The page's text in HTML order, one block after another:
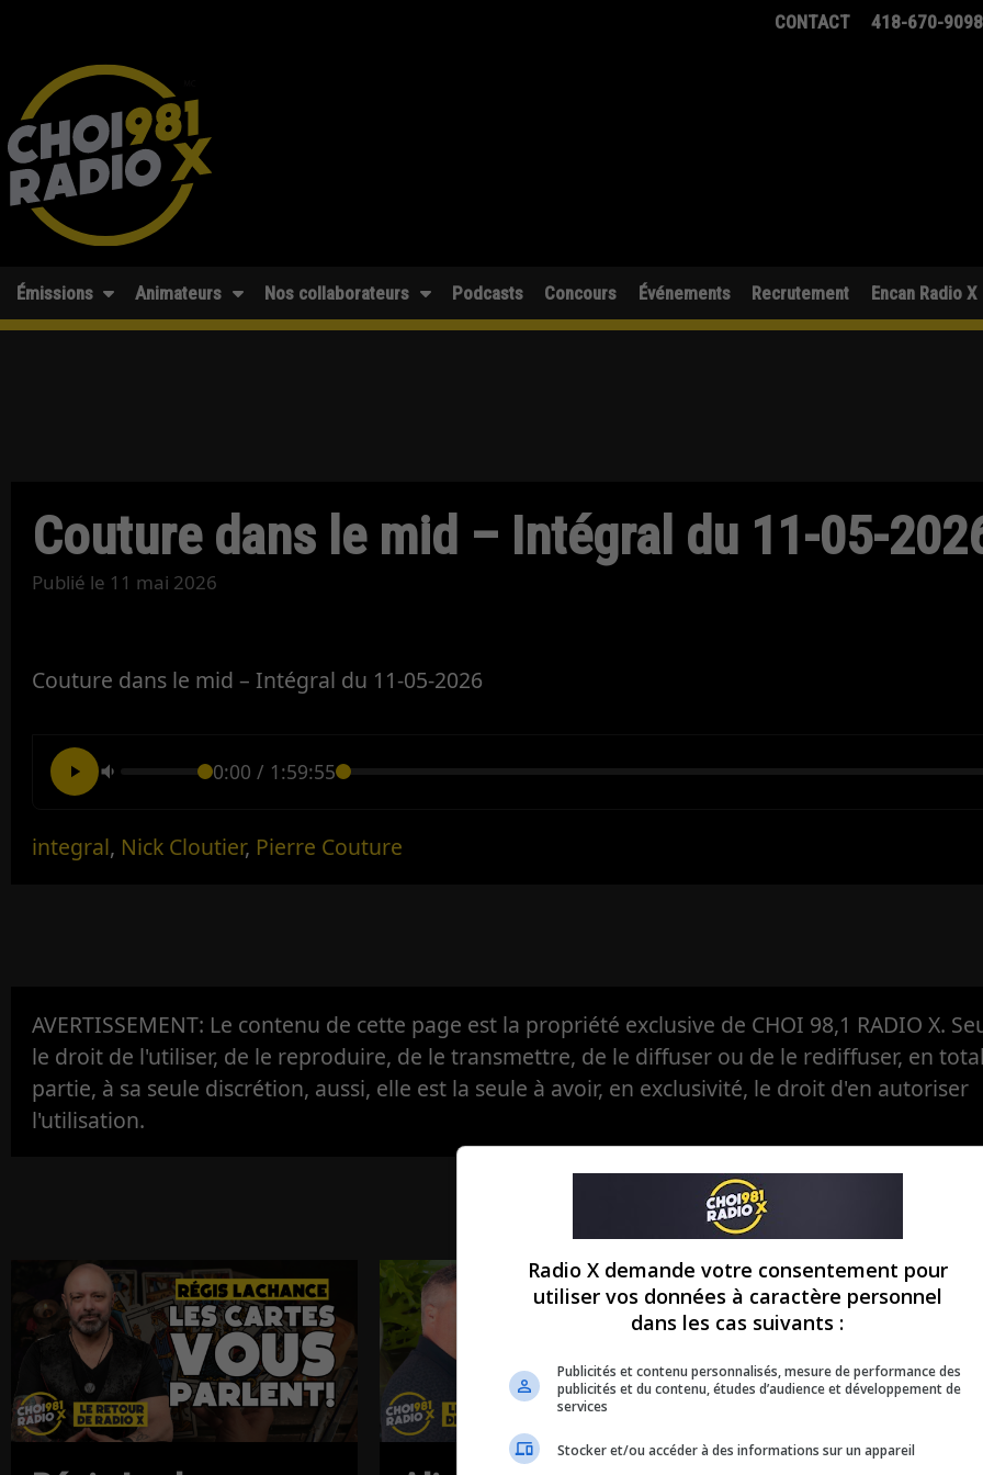
CONTACT 418-670-9098
Émissions Animateurs Nos collaborateurs Podcasts Concours Événements Recrutement Encan Radio X
Couture dans le mid – Intégral du 11-05-
Publié le 11 mai 2026
Couture dans le mid – Intégral du 11-05-2026
0:00 / 1:59:55
integral, Nick Cloutier, Pierre Couture
AVERTISSEMENT: Le contenu de cette page est la propriété exclusive de CHOI 98,1 RADIO X.
le droit de l'utiliser, de le reproduire, de le transmettre, de le diffuser ou de le rediffuser, en
partie, à sa seule discrétion, aussi, elle est la seule à avoir, en exclusivité, le droit d'en autoriser
l'utilisation.
Radio X demande votre consentement pour
utiliser vos données à caractère personnel
dans les cas suivants :
Publicités et contenu personnalisés, mesure de performance des
publicités et du contenu, études d’audience et développement de
services
Stocker et/ou accéder à des informations sur un appareil